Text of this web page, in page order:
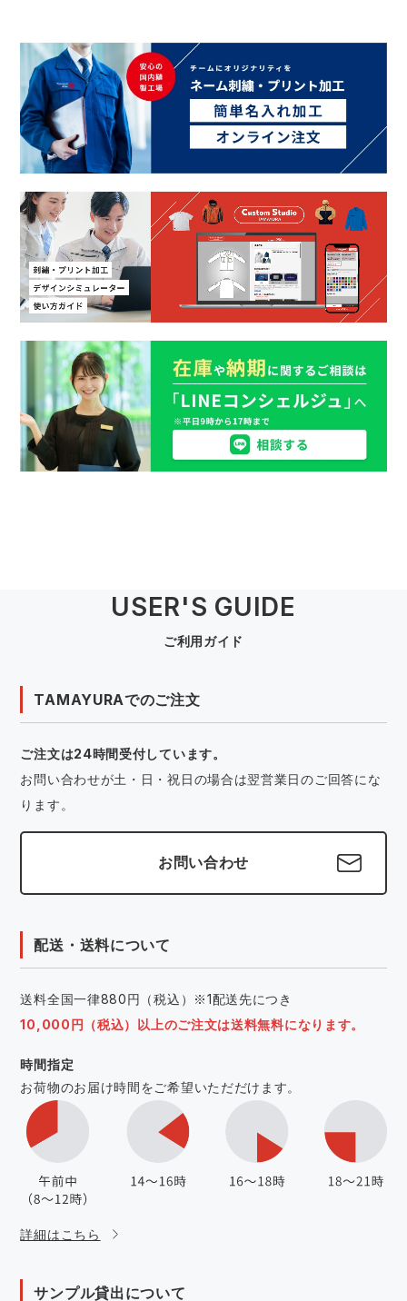
USER'S GUIDE
ご利用ガイド
TAMAYURAでのご注文
ご注文は24時間受付しています。
お問い合わせが土・日・祝日の場合は翌営業日のご回答にな
ります。
お問い合わせ
配送・送料について
送料全国一律880円（税込）※1配送先につき
10,000円（税込）以上のご注文は送料無料になります。
時間指定
お荷物のお届け時間をご希望いただだけます。
詳細はこちら
サンプル貸出について